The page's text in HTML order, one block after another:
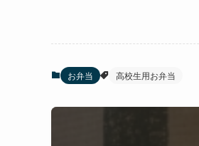
お弁当 高校生用お弁当